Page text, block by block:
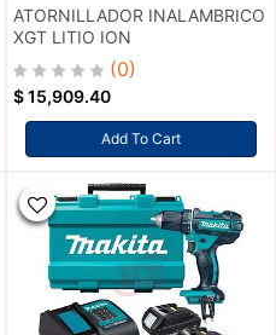
ATORNILLADOR INALAMBRICO
XGT LITIO ION
(0)
$15,909.40
Add To Cart